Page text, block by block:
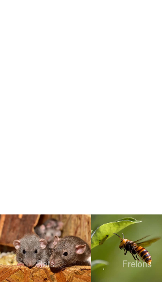
Rats Frelons